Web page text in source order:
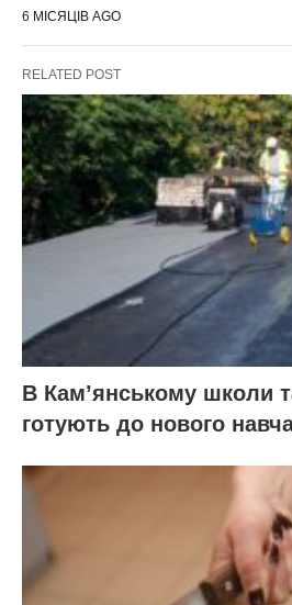
6 МІСЯЦІВ AGO
RELATED POST
В Кам’янському школи
готують до нового